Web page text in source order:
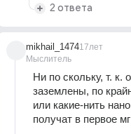
2 ответа
mikhail_1474
Мыслитель
17лет
Ни по скольку, т. к.
заземлены, по
или какие-нить
получат в первое